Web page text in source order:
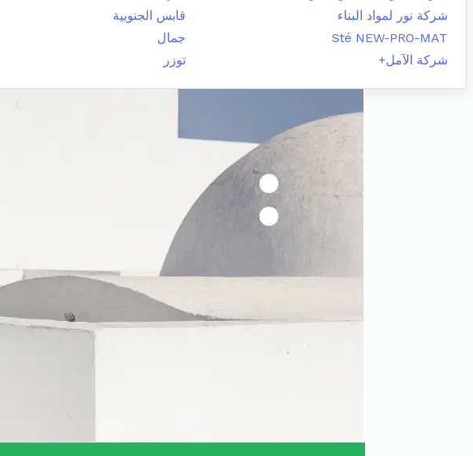
شركة نور لمواد البناء
قابس الجنوبية
Sté NEW-PRO-MAT
جمال
شركة الآمل+
توزر